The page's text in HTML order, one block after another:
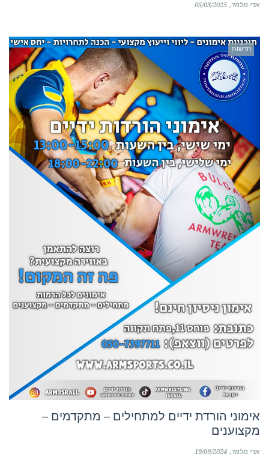
אדי מלמד 05/03/2025
חדשות
אימוני הורדת ידיים למתחילים – מתקדמים –
מקצוענים
אדי מלמד 19/09/2024